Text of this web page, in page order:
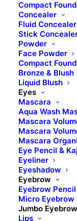
Compact
Concealer
Fluid
Stick
Powder
Face Powder
Compact
Bronze & Blush
Liquid Blush
Eyes
Mascara
Aqua Wash
Mascara
Mascara
Mascara
Eye Pencil &
Eyeliner
Eyeshadow
Eyebrow
Eyebrow Pencil
Micro Eyebrow
Jumbo
Lips